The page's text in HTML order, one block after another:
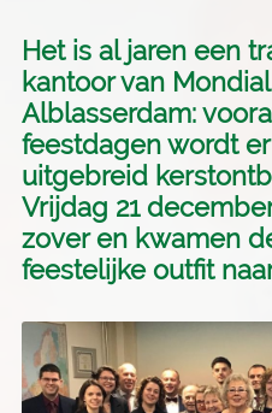
Het is al jaren een
kantoor van
Alblasserdam:
feestdagen wordt
uitgebreid
Vrijdag 21
zover en kwamen
feestelijke outfit